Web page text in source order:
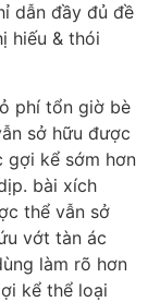
dẫn đầy đủ đề
hiếu & thói
phí tổn giờ bè
sở hữu được
gợi kể sớm hơn
bài xích
thể vẫn sở
vớt tàn ác
làm rõ hơn
kể thể loại